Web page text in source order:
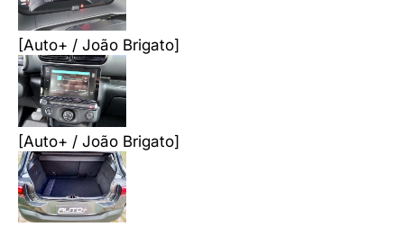
[Auto+ / João Brigato]
[Auto+ / João Brigato]